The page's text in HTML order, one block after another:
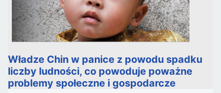
Władze Chin w panice z powodu spadku
liczby ludności, co powoduje poważne
problemy społeczne i gospodarcze